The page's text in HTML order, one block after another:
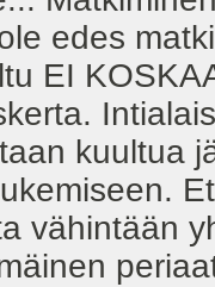
edes
EI
kuultua
vähintään